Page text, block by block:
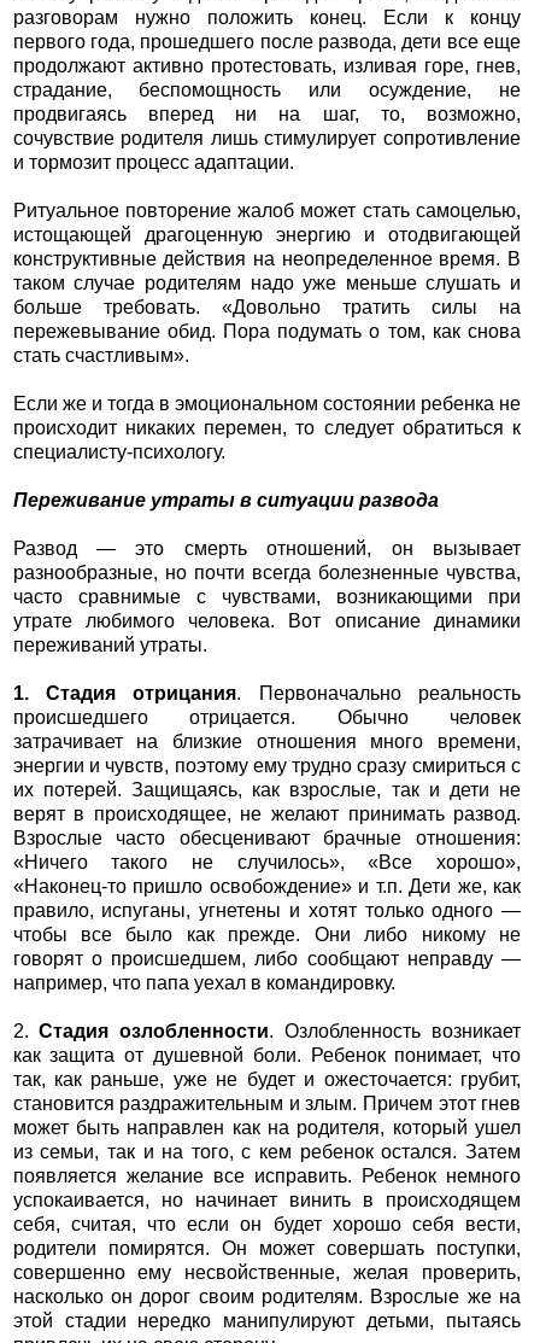
разговорам нужно положить конец. Если к концу
первого года, прошедшего после развода, дети все еще
продолжают активно протестовать, изливая горе, гнев,
страдание, беспомощность или осуждение, не
продвигаясь вперед ни на шаг, то, возможно,
сочувствие родителя лишь стимулирует сопротивление
и тормозит процесс адаптации.
Ритуальное повторение жалоб может стать самоцелью,
истощающей драгоценную энергию и отодвигающей
конструктивные действия на неопределенное время. В
таком случае родителям надо уже меньше слушать и
больше требовать. «Довольно тратить силы на
пережевывание обид. Пора подумать о том, как снова
стать счастливым».
Если же и тогда в эмоциональном состоянии ребенка не
происходит никаких перемен, то следует обратиться к
специалисту-психологу.
Переживание утраты в ситуации развода
Развод — это смерть отношений, он вызывает
разнообразные, но почти всегда болезненные чувства,
часто сравнимые с чувствами, возникающими при
утрате любимого человека. Вот описание динамики
переживаний утраты.
1. Стадия отрицания. Первоначально реальность
происшедшего отрицается. Обычно человек
затрачивает на близкие отношения много времени,
энергии и чувств, поэтому ему трудно сразу смириться с
их потерей. Защищаясь, как взрослые, так и дети не
верят в происходящее, не желают принимать развод.
Взрослые часто обесценивают брачные отношения:
«Ничего такого не случилось», «Все хорошо»,
«Наконец-то пришло освобождение» и т.п. Дети же, как
правило, испуганы, угнетены и хотят только одного —
чтобы все было как прежде. Они либо никому не
говорят о происшедшем, либо сообщают неправду —
например, что папа уехал в командировку.
2.Стадия озлобленности. Озлобленность возникает
как защита от душевной боли. Ребенок понимает, что
так, как раньше, уже не будет и ожесточается: грубит,
становится раздражительным и злым. Причем этот гнев
может быть направлен как на родителя, который ушел
из семьи, так и на того, с кем ребенок остался. Затем
появляется желание все исправить. Ребенок немного
успокаивается, но начинает винить в происходящем
себя, считая, что если он будет хорошо себя вести,
родители помирятся. Он может совершать поступки,
совершенно ему несвойственные, желая проверить,
насколько он дорог своим родителям. Взрослые же на
этой стадии нередко манипулируют детьми, пытаясь